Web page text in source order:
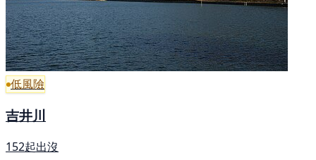
低風險
吉井川
152起出沒